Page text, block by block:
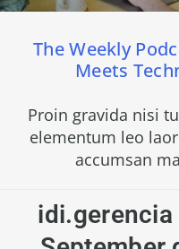
The Weekly
Meets
Proin gravida nisi
elementum leo
accumsan
idi.gerencia